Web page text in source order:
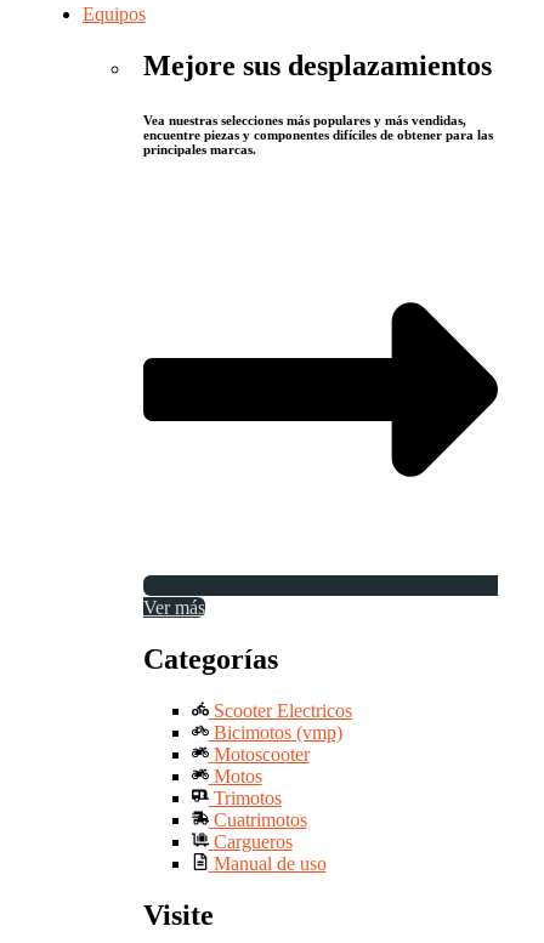
Equipos
Mejore sus desplazamientos
Vea nuestras selecciones más populares y más vendidas,
encuentre piezas y componentes difíciles de obtener para las
principales marcas.
Ver más
Categorías
Scooter Electricos
Bicimotos (vmp)
Motoscooter
Motos
Trimotos
Cuatrimotos
Cargueros
Manual de uso
Visite